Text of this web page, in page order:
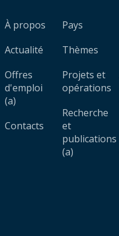
À propos
Actualité
Offres
d'emploi
(a)
Contacts
Pays
Thèmes
Projets et
opérations
Recherche
et
publications
(a)